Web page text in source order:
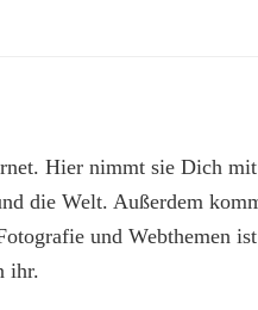
Hier nimmt sie Dich
die Welt. Außerdem
und Webthemen
ihr.